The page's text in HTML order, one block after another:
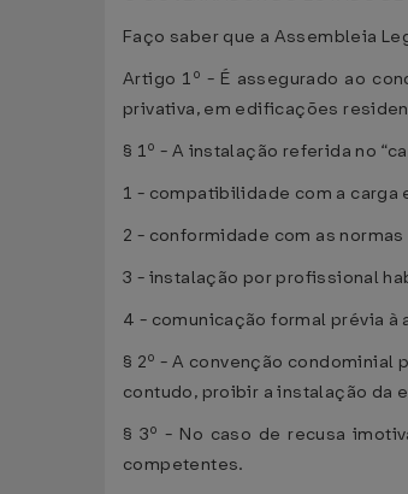
Faço saber que a Assembleia
Artigo 1º - É assegurado ao
privativa, em edificações
§ 1º - A instalação referida no
1 - compatibilidade com a carga
2 - conformidade com as
3 - instalação por profissional
4 - comunicação formal prévia
§ 2º - A convenção
contudo, proibir a instalação da
§ 3º - No caso de recusa
competentes.